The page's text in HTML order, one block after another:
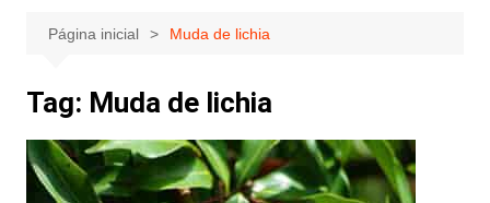
Página inicial Muda de lichia
Tag: Muda de lichia